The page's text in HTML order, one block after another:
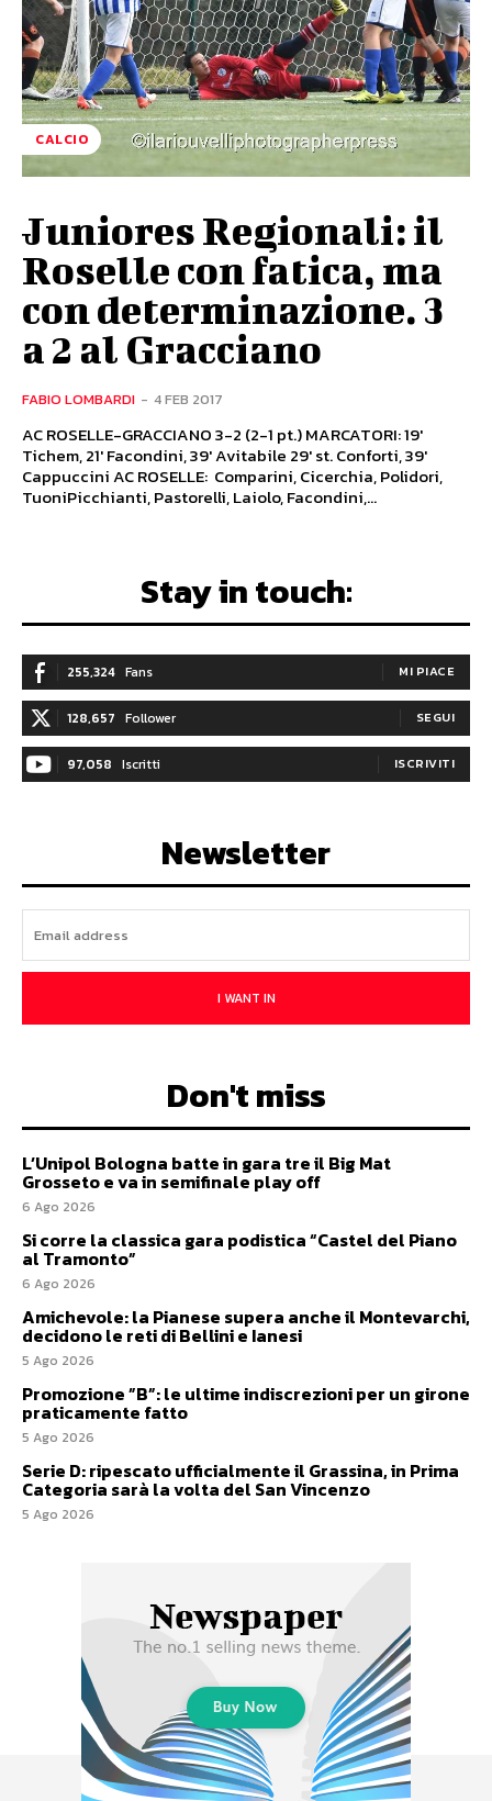
CALCIO
Juniores Regionali: il
Roselle con fatica, ma
con determinazione. 3
a 2 al Gracciano
FABIO LOMBARDI - 4 FEB 2017
AC ROSELLE-GRACCIANO 3-2 (2-1 pt.) MARCATORI: 19'
Tichem, 21' Facondini, 39' Avitabile 29' st. Conforti, 39'
Cappuccini AC ROSELLE: Comparini, Cicerchia, Polidori,
TuoniPicchianti, Pastorelli, Laiolo, Facondini,...
Stay in touch:
255,324 Fans MI PIACE
128,657 Follower SEGUI
97,058 Iscritti ISCRIVITI
Newsletter
I WANT IN
Don't miss
L’Unipol Bologna batte in gara tre il Big Mat
Grosseto e va in semifinale play off
6 Ago 2026
Si corre la classica gara podistica “Castel del Piano
al Tramonto”
6 Ago 2026
Amichevole: la Pianese supera anche il Montevarchi,
decidono le reti di Bellini e Ianesi
5 Ago 2026
Promozione ”B”: le ultime indiscrezioni per un girone
praticamente fatto
5 Ago 2026
Serie D: ripescato ufficialmente il Grassina, in Prima
Categoria sarà la volta del San Vincenzo
5 Ago 2026